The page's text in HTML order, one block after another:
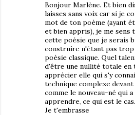
Bonjour Marlène. Et bien
laisses sans voix car si je
mot de ton poème (ayant
et bien appris), je me sens
cette poésie que je serais
construire n'étant pas
poésie classique. Quel
d'être une nullité totale en
apprécier elle qui s'y
technique complexe
comme le nouveau-né qui
apprendre, ce qui est le cas.
Je t'embrasse